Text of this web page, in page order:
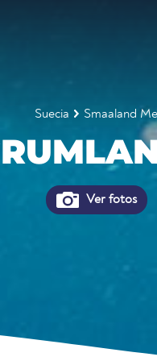
Suecia Smaaland
Ver fotos